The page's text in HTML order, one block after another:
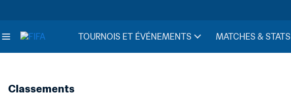
TOURNOIS ET ÉVÉNEMENTS MATCHES & STATS
Classements